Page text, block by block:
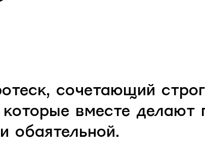
сочетающий
вместе делают
обаятельной.